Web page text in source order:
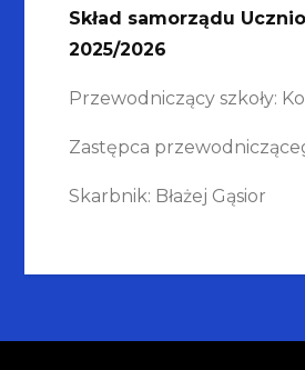
Skład samorządu
2025/2026
Przewodniczący szkoły:
Zastępca
Skarbnik: Błażej Gąsior